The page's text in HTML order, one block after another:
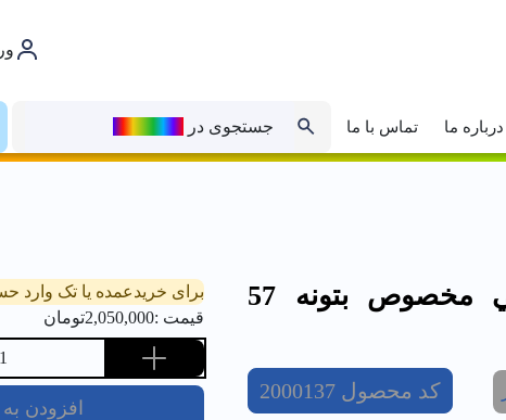
درباره ما تماس با ما جستجوی در
رنگ روغني مخصوص بتونه 57
کد محصول 2000137
برای خریدعمده یا تک وارد
قیمت :2,050,000تومان
1
افزودن